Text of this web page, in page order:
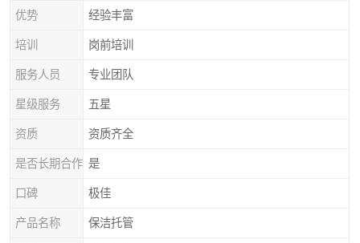
优势 经验丰富
培训 岗前培训
服务人员 专业团队
星级服务 五星
资质 资质齐全
是否长期合作 是
口碑 极佳
产品名称 保洁托管